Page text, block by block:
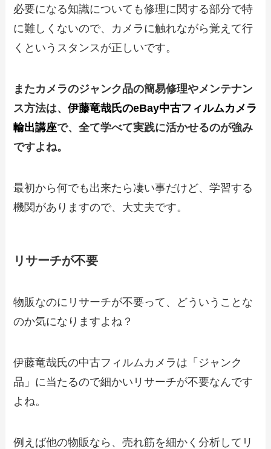
必要になる知識についても修理に関する部分で特
に難しくないので、カメラに触れながら覚えて行
くというスタンスが正しいです。
またカメラのジャンク品の簡易修理やメンテナン
ス方法は、伊藤竜哉氏のeBay中古フィルムカメラ
輸出講座で、全て学べて実践に活かせるのが強み
ですよね。
最初から何でも出来たら凄い事だけど、学習する
機関がありますので、大丈夫です。
リサーチが不要
物販なのにリサーチが不要って、どういうことな
のか気になりますよね？
伊藤竜哉氏の中古フィルムカメラは「ジャンク
品」に当たるので細かいリサーチが不要なんです
よね。
例えば他の物販なら、売れ筋を細かく分析してリ